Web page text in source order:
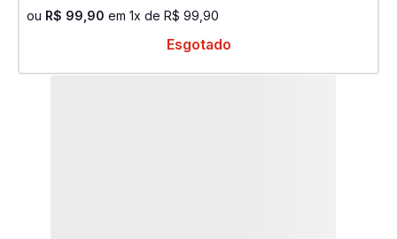
ou R$ 99 90 em 1x de R$ 99 90
Esgotado